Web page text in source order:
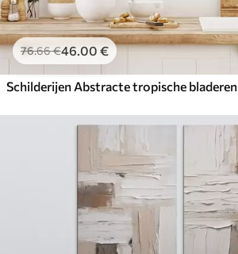
76.66€46.00 €
Schilderijen Abstracte tropische bladeren